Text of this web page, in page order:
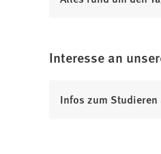
Interesse an
Infos zum Studieren